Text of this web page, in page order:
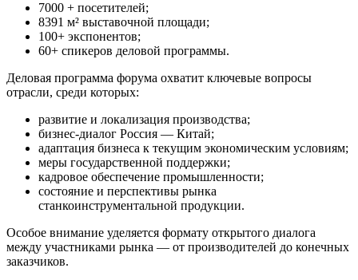
7000 + посетителей;
8391 м² выставочной площади;
100+ экспонентов;
60+ спикеров деловой программы.
Деловая программа форума охватит ключевые вопросы
отрасли, среди которых:
развитие и локализация производства;
бизнес-диалог Россия — Китай;
адаптация бизнеса к текущим экономическим условиям;
меры государственной поддержки;
кадровое обеспечение промышленности;
состояние и перспективы рынка
станкоинструментальной продукции.
Особое внимание уделяется формату открытого диалога
между участниками рынка — от производителей до конечных
заказчиков.